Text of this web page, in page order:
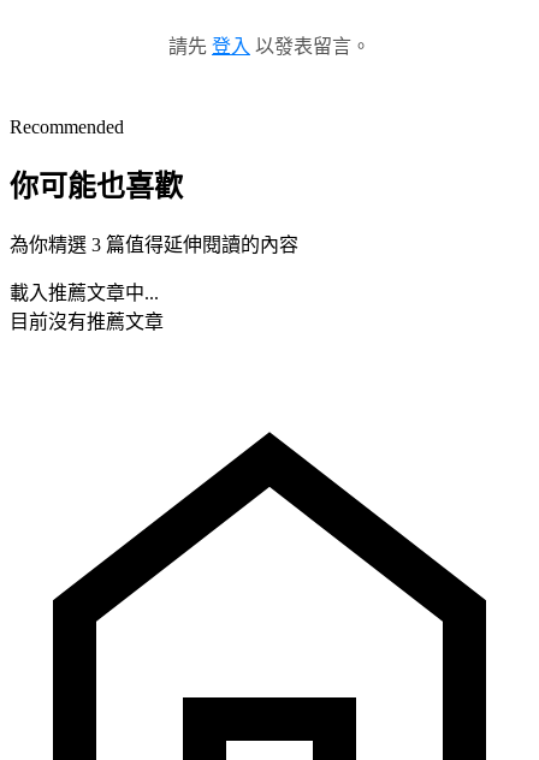
請先 登入 以發表留言。
Recommended
你可能也喜歡
為你精選 3 篇值得延伸閱讀的內容
載入推薦文章中...
目前沒有推薦文章